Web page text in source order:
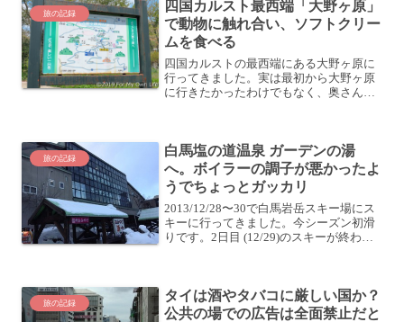
旅の記録
四国カルスト最西端「大野ヶ原」
で動物に触れ合い、ソフトクリー
ムを食べる
四国カルストの最西端にある大野ヶ原に
行ってきました。実は最初から大野ヶ原
に行きたかったわけでもなく、奥さんが
社」を目指してやってきた...
旅の記録
白馬塩の道温泉 ガーデンの湯
へ。ボイラーの調子が悪かったよ
うでちょっとガッカリ
2013/12/28〜30で白馬岩岳スキー場にス
キーに行ってきました。今シーズン初滑
りです。2日目 (12/29)のスキーが終わっ
泉...
旅の記録
タイは酒やタバコに厳しい国か？
公共の場での広告は全面禁止だと